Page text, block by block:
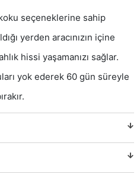
seçeneklerine sahip
yerden aracınızın içine
hissi yaşamanızı sağlar.
yok ederek 60 gün süreyle